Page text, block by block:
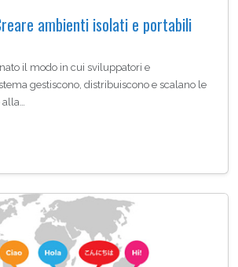
ambienti isolati e portabili
il modo in cui sviluppatori e
gestiscono, distribuiscono e scalano le